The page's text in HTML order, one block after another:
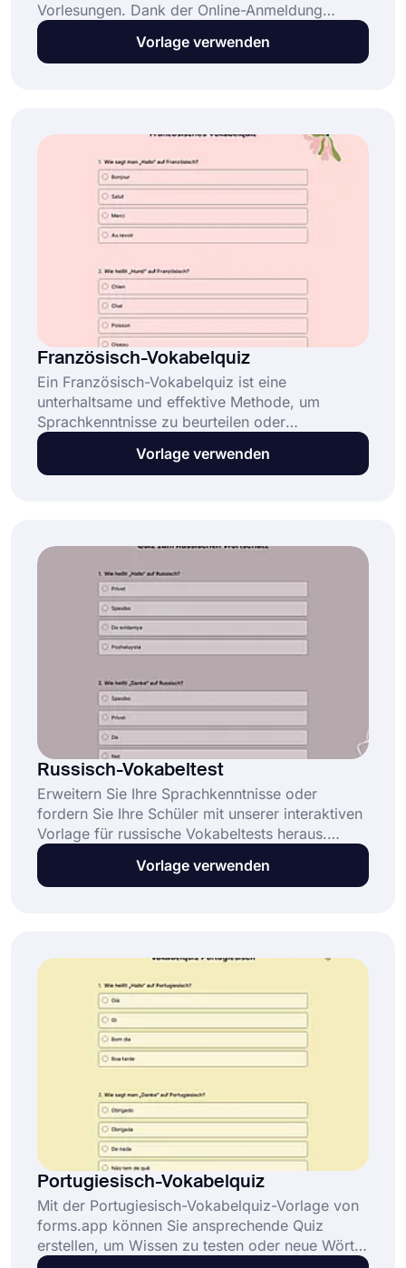
Vorlesungen. Dank der Online-Anmeldung
erreichen Sie mehr Menschen und können ganz
einfach Studenteninformationen oder Zahlungen
Vorlage verwenden
Französisch-Vokabelquiz
Ein Französisch-Vokabelquiz ist eine
unterhaltsame und effektive Methode, um
Sprachkenntnisse zu beurteilen oder
Französisch auf interaktive Weise zu lehren. Mit
dieser Quiz-Vorlage können Sie mühelos Fragen
Vorlage verwenden
Russisch-Vokabeltest
Erweitern Sie Ihre Sprachkenntnisse oder
fordern Sie Ihre Schüler mit unserer interaktiven
Vorlage für russische Vokabeltests heraus.
Dieses anpassbare Formular ist perfekt für
Pädagogen, Lernende oder Quiz-Enthusiasten,
Vorlage verwenden
Portugiesisch-Vokabelquiz
Mit der Portugiesisch-Vokabelquiz-Vorlage von
forms.app können Sie ansprechende Quiz
erstellen, um Wissen zu testen oder neue Wörter